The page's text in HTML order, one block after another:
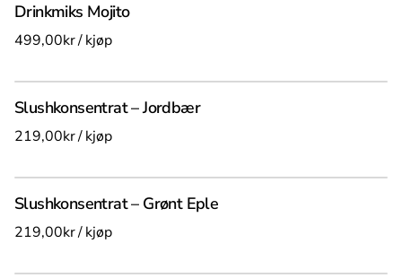
Drinkmiks Mojito
/
Slushkonsentrat – Jordbær
/
Slushkonsentrat – Grønt Eple
/